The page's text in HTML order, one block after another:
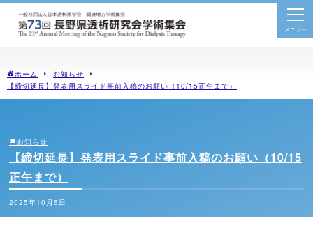
ホーム
お知らせ
【締切延長】発表用スライド事前入稿のお願い（10/15正午まで）
お知らせ
【締切延長】発表用スライド事前入稿のお願い（10/15
正午まで）
2025年10月6日